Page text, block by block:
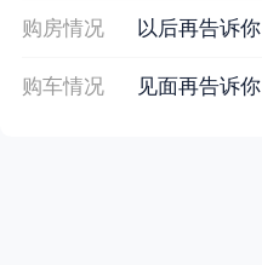
购房情况 以后再告诉你
购车情况 见面再告诉你